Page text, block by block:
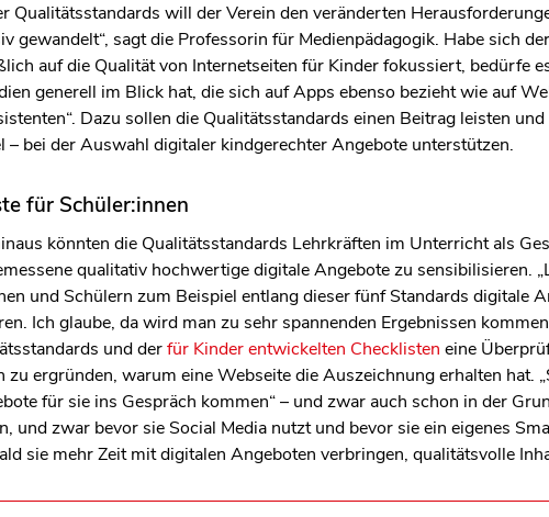
Qualitätsstandards will der Verein den veränderten
gewandelt“, sagt die Professorin für Medienpädagogik. Habe sich
auf die Qualität von Internetseiten für Kinder fokussiert, bedürfe
generell im Blick hat, die sich auf Apps ebenso bezieht wie auf
Dazu sollen die Qualitätsstandards einen Beitrag leisten
– bei der Auswahl digitaler kindgerechter Angebote unterstützen.
für Schüler:innen
könnten die Qualitätsstandards Lehrkräften im Unterricht als
qualitativ hochwertige digitale Angebote zu sensibilisieren.
und Schülern zum Beispiel entlang dieser fünf Standards digitale
Ich glaube, da wird man zu sehr spannenden Ergebnissen
und derfür Kinder entwickelten Checklisten eine
zu ergründen, warum eine Webseite die Auszeichnung erhalten hat.
für sie ins Gespräch kommen“ – und zwar auch schon in der
und zwar bevor sie Social Media nutzt und bevor sie ein eigenes
sie mehr Zeit mit digitalen Angeboten verbringen, qualitätsvolle